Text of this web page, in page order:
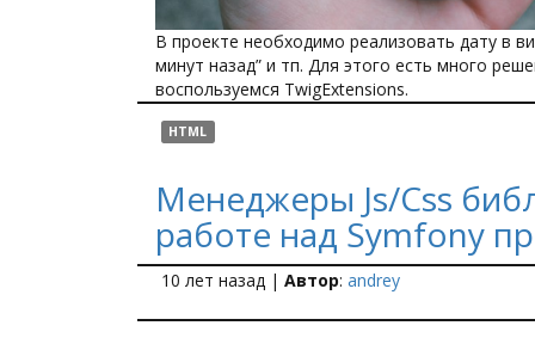
В проекте необходимо реализовать дату в
минут назад” и тп. Для этого есть много
воспользуемся TwigExtensions.
HTML
Менеджеры Js/Css
работе над Symfony
10 лет назад | Автор: andrey